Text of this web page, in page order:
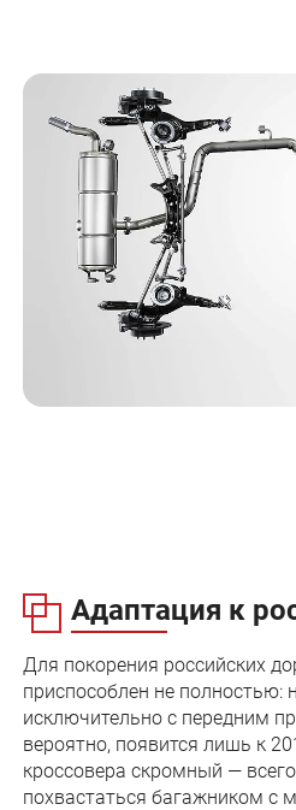
Адаптация к
Для покорения российских
приспособлен не полностью:
исключительно с передним
вероятно, появится лишь к
кроссовера скромный —
похвастаться багажником